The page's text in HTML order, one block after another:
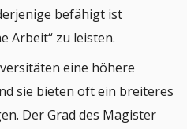
befähigt ist
Arbeit“ zu leisten.
eine höhere
sie bieten oft ein breiteres
Der Grad des Magister